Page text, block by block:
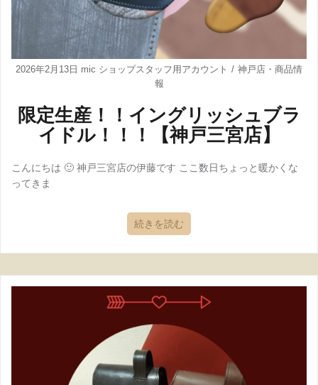
2026年2月13日 mic ショップスタッフ用アカウント 神戸店 ・ 商品情
報
限定生産！！イングリッシュブラ
イドル！！！【神戸三宮店】
こんにちは 🙂 神戸三宮店の伊藤です ここ数日ちょっと暖かくな
ってきま
続きを読む